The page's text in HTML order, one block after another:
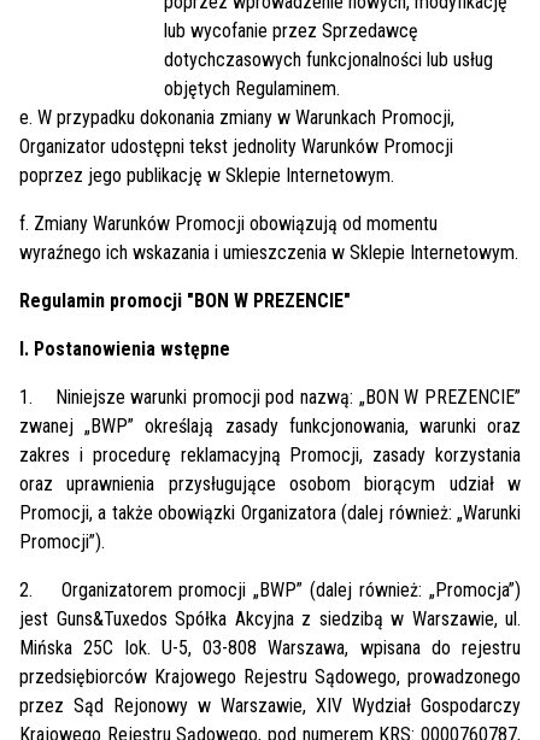
lub wycofanie przez Sprzedawcę
dotychczasowych funkcjonalności lub usług
objętych Regulaminem.
e. W przypadku dokonania zmiany w Warunkach Promocji,
Organizator udostępni tekst jednolity Warunków Promocji
poprzez jego publikację w Sklepie Internetowym.
f. Zmiany Warunków Promocji obowiązują od momentu
wyraźnego ich wskazania i umieszczenia w Sklepie Internetowym.
Regulamin promocji "BON W PREZENCIE"
I. Postanowienia wstępne
1. Niniejsze warunki promocji pod nazwą: „BON W PREZENCIE”
zwanej „BWP” określają zasady funkcjonowania, warunki oraz
zakres i procedurę reklamacyjną Promocji, zasady korzystania
oraz uprawnienia przysługujące osobom biorącym udział w
Promocji, a także obowiązki Organizatora (dalej również: „Warunki
Promocji”).
2. Organizatorem promocji „BWP” (dalej również: „Promocja”)
jest Guns&Tuxedos Spółka Akcyjna z siedzibą w Warszawie, ul.
Mińska 25C lok. U-5, 03-808 Warszawa, wpisana do rejestru
przedsiębiorców Krajowego Rejestru Sądowego, prowadzonego
przez Sąd Rejonowy w Warszawie, XIV Wydział Gospodarczy
Krajowego Rejestru Sądowego, pod numerem KRS: 0000760787,